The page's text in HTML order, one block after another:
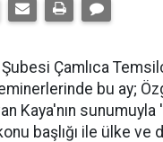
Çamlıca
bu ay;
Kaya'nın
başlığı ile ülke ve